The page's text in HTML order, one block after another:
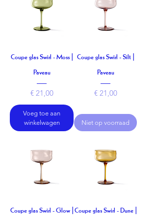
Coupe glas Swirl - Moss |
Paveau
Prijs
€ 21,00
Voeg toe aan
winkelwagen
Coupe glas Swirl - Silt |
Paveau
Prijs
€ 21,00
Niet op voorraad
Coupe glas Swirl - Glow |Coupe glas Swirl - Dune |